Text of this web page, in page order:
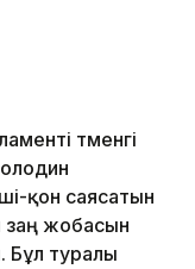
төменгі
қон саясатын
заң жобасын
Бұл туралы